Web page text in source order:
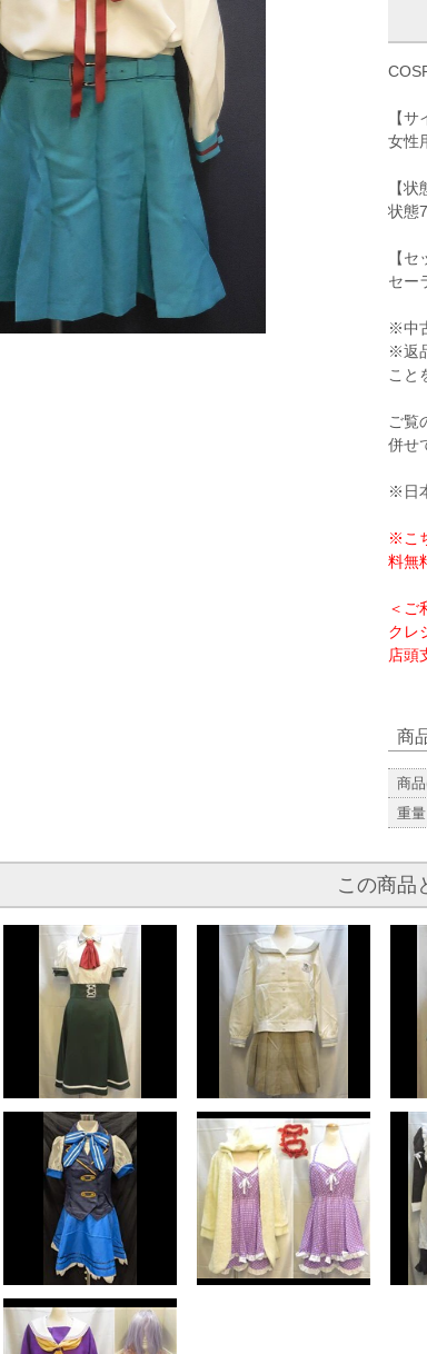
【サ
女性
【状
状態
【セ
セー
※中
※返
こと
ご覧
併せ
※日
※こ
料無
＜ご
クレ
店頭
商
商
重量
この商品